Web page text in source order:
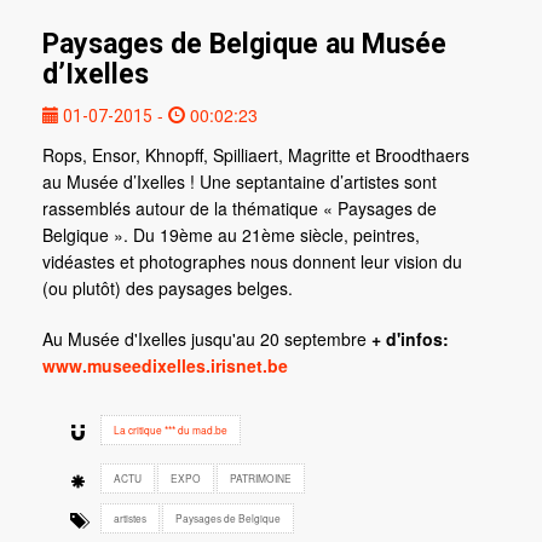
Paysages de Belgique au Musée
d’Ixelles
01-07-2015 -
00:02:23
Rops, Ensor, Khnopff, Spilliaert, Magritte et Broodthaers
au Musée d’Ixelles ! Une septantaine d’artistes sont
rassemblés autour de la thématique « Paysages de
Belgique ». Du 19ème au 21ème siècle, peintres,
vidéastes et photographes nous donnent leur vision du
(ou plutôt) des paysages belges.
Au Musée d'Ixelles jusqu'au 20 septembre + d'infos:
www.museedixelles.irisnet.be
La critique *** du mad.be
ACTU EXPO PATRIMOINE
artistes Paysages de Belgique